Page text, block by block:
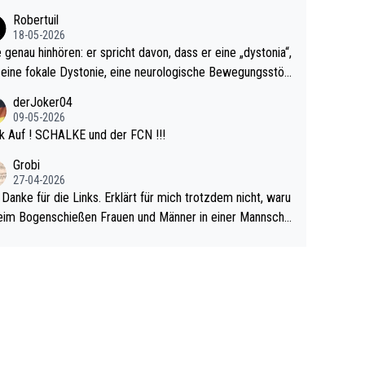
Robertuil
18-05-2026
genau hinhören: er spricht davon, dass er eine „dystonia“,
fokale Dystonie, eine neurologische Bewegungsstör
im Arm hat. Und, dass Medikamente ihm helfen! Ich gl
immer noch, dass sehr viele der Dartits-Fälle fälschlich p
könnten teils wirksam behandelt werden! Dafür müsst
nur zum Neurologen und nicht zum Mentaltrainer gehe
derJoker04
09-05-2026
Auf ! SCHALKE und der FCN !!!
Grobi
27-04-2026
Danke für die Links. Erklärt für mich trotzdem nicht, waru
Bogenschießen Frauen und Männer in einer Mannscha